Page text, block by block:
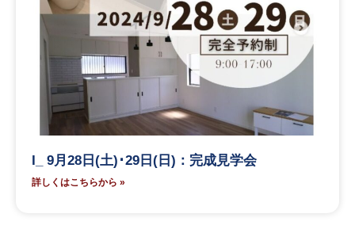
I_ 9月28日(土)･29日(日)：完成見学会
詳しくはこちらから »